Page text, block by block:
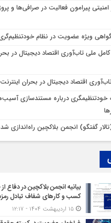
پیرامون فعالیت در صرافی‌ها و
ویژه عضویت در نظام
اقتصاد دیجیتال در بحران اینترنت ۱۴۰۴–۱۴۰۵
خودتنظیمگری درباره مستندسازی
گفتگو) انجمن بلاکچین راه‌اندازی
بیانیه انجمن بلاکچین در دفاع
کسب و کارهای شفاف تبادل
۱۵ اردیبهشت ۱۴۰۴ - ۱۲:۱۷